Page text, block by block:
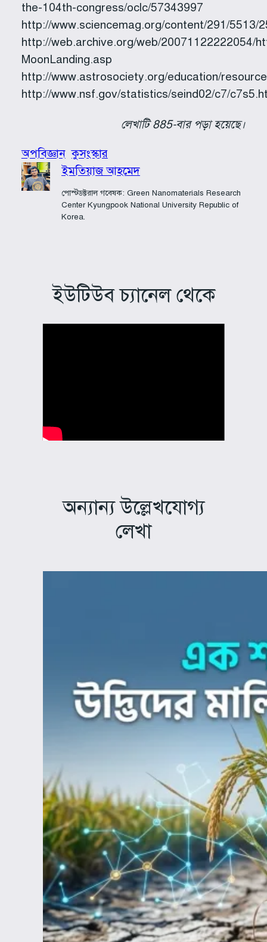
the-104th-congress/oclc/57343997
http://www.sciencemag.org/content/291/5513/
http://web.archive.org/web/20071122222054/
MoonLanding.asp
http://www.astrosociety.org/education/
http://www.nsf.gov/statistics/seind02/c7/
লেখাটি 885-বার পড়া হয়েছে।
অপবিজ্ঞান কুসংস্কার
ইমতিয়াজ আহমেদ
পোস্টডক্টরাল গবেষক: Green Nanomaterials Research
Center Kyungpook National University Republic of
Korea.
ইউটিউব চ্যানেল থেকে
অন্যান্য উল্লেখযোগ্য
লেখা